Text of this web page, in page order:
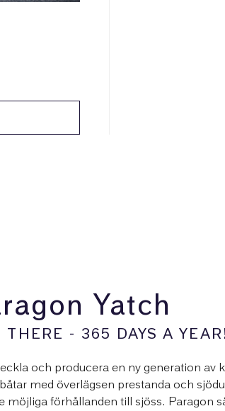
Yatch
THERE - 365 DAYS A YEAR!
och producera en ny generation av
med överlägsen prestanda och
möjliga förhållanden till sjöss. Paragon